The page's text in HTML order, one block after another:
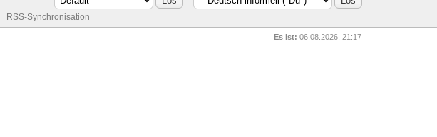
RSS-Synchronisation
Es ist: 06.08.2026, 21:17